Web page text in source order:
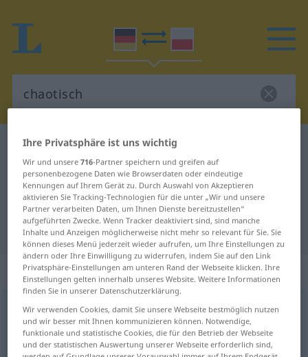
Deutsch-Polnisch Wörterbuch
Deutsch-Polnisch Übersetzung für
"chaotisch"
"chaotisch" Polnisch Übersetzung
„chaotisch“
chaotisch [ka-]
Übersicht aller Übersetzungen
(Für mehr Details die Übersetzung anklicken/antippen)
Ihre Privatsphäre ist uns wichtig
Wir und unsere716-Partner speichern und greifen auf
personenbezogene Daten wie Browserdaten oder eindeutige
Kennungen auf Ihrem Gerät zu. Durch Auswahl von Akzeptieren
aktivieren Sie Tracking-Technologien für die unter „Wir und unsere
Partner verarbeiten Daten, um Ihnen Dienste bereitzustellen“
aufgeführten Zwecke. Wenn Tracker deaktiviert sind, sind manche
Inhalte und Anzeigen möglicherweise nicht mehr so relevant für Sie. Sie
können dieses Menü jederzeit wieder aufrufen, um Ihre Einstellungen zu
ändern oder Ihre Einwilligung zu widerrufen, indem Sie auf den Link
Privatsphäre-Einstellungen am unteren Rand der Webseite klicken. Ihre
Einstellungen gelten innerhalb unseres Website. Weitere Informationen
finden Sie in unserer Datenschutzerklärung.
Wir verwenden Cookies, damit Sie unsere Webseite bestmöglich nutzen
und wir besser mit Ihnen kommunizieren können. Notwendige,
funktionale und statistische Cookies, die für den Betrieb der Webseite
und der statistischen Auswertung unserer Webseite erforderlich sind,